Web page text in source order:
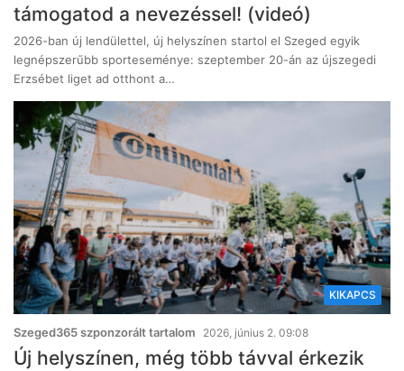
támogatod a nevezéssel! (videó)
2026-ban új lendülettel, új helyszínen startol el Szeged egyik
legnépszerűbb sporteseménye: szeptember 20-án az újszegedi
Erzsébet liget ad otthont a…
KIKAPCS
Szeged365 szponzorált tartalom 2026, június 2. 09:08
Új helyszínen, még több távval érkezik